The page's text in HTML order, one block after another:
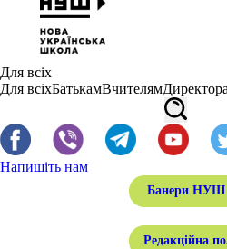
Для всіх
Для всіхБатькамВчителям
Напишіть нам
Банери НУШ
Редакційна